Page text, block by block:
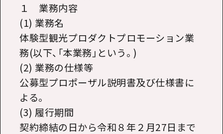
１ 業務内容
(1) 業務名
体験型観光プロダクトプロモーション業
務(以下、「本業務」という。)
(2) 業務の仕様等
公募型プロポーザル説明書及び仕様書に
よる。
(3) 履行期間
契約締結の日から令和８年２月27日まで